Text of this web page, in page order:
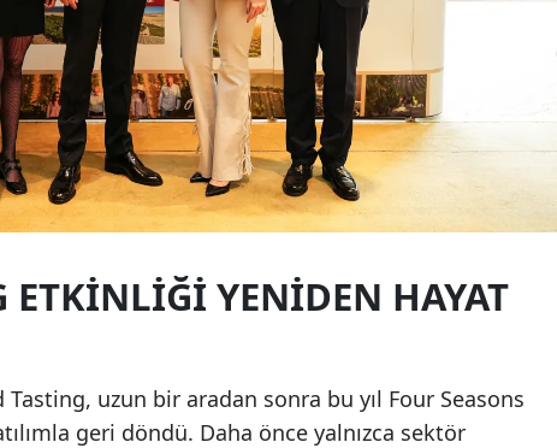
ETKINLIĞI YENIDEN HAYAT
Tasting, uzun bir aradan sonra bu yıl Four Seasons
geri döndü. Daha önce yalnızca sektör